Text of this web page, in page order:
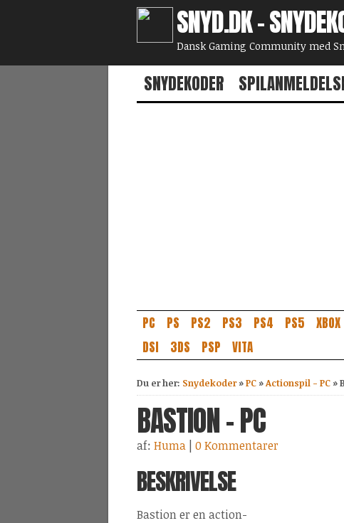
SNYD.DK -
Dansk Gaming Community med
SNYDEKODER
PC PS PS2 PS3 PS4 PS5 XBOX
DSI
3DS PSP VITA
Du er her: Snydekoder»PC »Actionspil - PC »
BASTION - PC
af: Huma 0 Kommentarer
BESKRIVELSE
Bastion er en action-